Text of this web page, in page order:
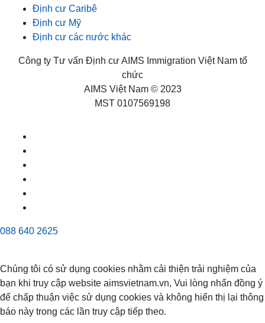
Định cư Caribê
Định cư Mỹ
Định cư các nước khác
Công ty Tư vấn Định cư AIMS Immigration Việt Nam tổ
chức
AIMS Việt Nam © 2023
MST 0107569198
088 640 2625
Chúng tôi có sử dụng cookies nhằm cải thiện trải nghiệm của
bạn khi truy cập website aimsvietnam.vn, Vui lòng nhấn đồng ý
để chấp thuận việc sử dụng cookies và không hiển thị lại thông
báo này trong các lần truy cập tiếp theo.